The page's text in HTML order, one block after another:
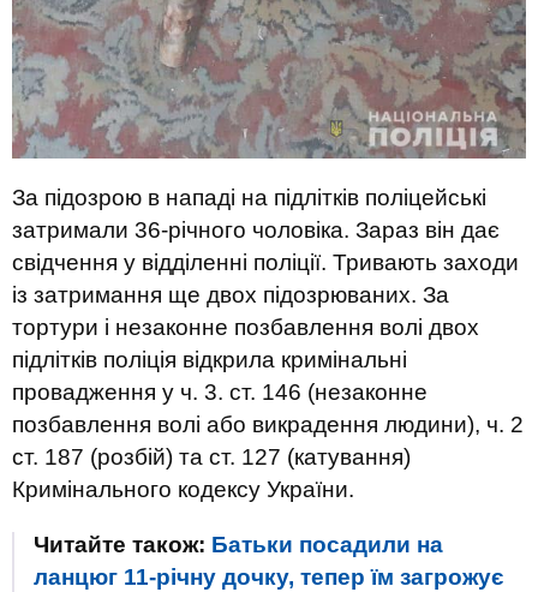
За підозрою в нападі на підлітків поліцейські
затримали 36-річного чоловіка. Зараз він дає
свідчення у відділенні поліції. Тривають заходи
із затримання ще двох підозрюваних. За
тортури і незаконне позбавлення волі двох
підлітків поліція відкрила кримінальні
провадження у ч. 3. ст. 146 (незаконне
позбавлення волі або викрадення людини), ч. 2
ст. 187 (розбій) та ст. 127 (катування)
Кримінального кодексу України.
Читайте також: Батьки посадили на
ланцюг 11-річну дочку, тепер їм загрожує